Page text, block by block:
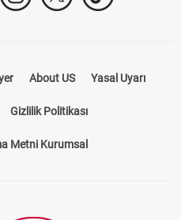
About US Yasal Uyarı
Gizlilik Politikası
Metni Kurumsal